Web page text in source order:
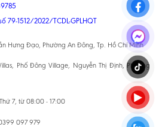
79-1512/2022/TCDL-GPLHQT
Hưng Đạo, Phường An Đông, Tp. Hồ Chí Minh
Phố Đông Village, Nguyễn Thị Định, Phường
7, từ 08:00 - 17:00
097 979